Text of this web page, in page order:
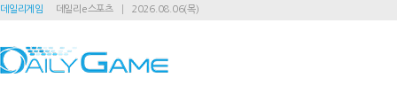
데일리게임 데일리e스포츠 2026.08.06(목)